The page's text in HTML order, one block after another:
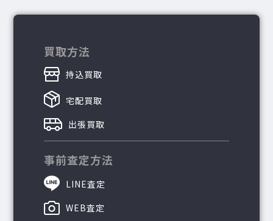
買取方法
持込買取
宅配買取
出張買取
事前査定方法
LINE査定
WEB査定